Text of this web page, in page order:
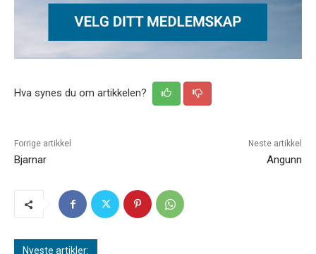
Hva synes du om artikkelen?
Forrige artikkel
Bjarnar
Neste artikkel
Angunn
Nyeste artikler: